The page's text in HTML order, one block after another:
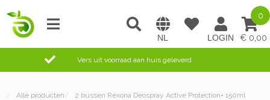
0,00
0
Vers uit voorraad aan huis geleverd
/ Alle producten / 2 bussen Rexona Deospray Active Protection+ 150ml